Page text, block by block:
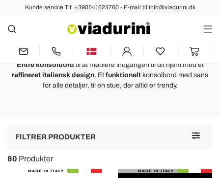
Kunde service Tlf. +390541623760 - E-mail til info@viadurini.dk
Konsolbord Entre - Italiensk
Luksus
Entré konsolbordtil at møblere indgangen til dit hjem med et
raffineret italiensk design. Et funktionelt konsolbord med sans
for alle detaljer, til en stue, der altid er trendy.
Toggle
FILTRER PRODUKTER
80 Produkter